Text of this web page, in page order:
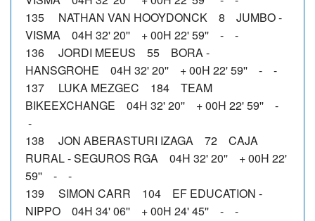
135 NATHAN VAN HOOYDONCK 8 JUMBO -
VISMA 04H 32' 20'' + 00H 22' 59'' - -
136 JORDI MEEUS 55 BORA -
HANSGROHE 04H 32' 20'' + 00H 22' 59'' - -
137 LUKA MEZGEC 184 TEAM
BIKEEXCHANGE 04H 32' 20'' + 00H 22' 59'' -
-
138 JON ABERASTURI IZAGA 72 CAJA
RURAL - SEGUROS RGA 04H 32' 20'' + 00H 22'
59'' - -
139 SIMON CARR 104 EF EDUCATION -
NIPPO 04H 34' 06'' + 00H 24' 45'' - -